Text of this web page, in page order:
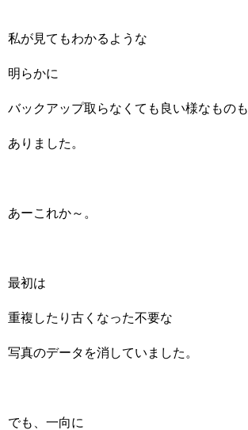
私が見てもわかるような
明らかに
バックアップ取らなくても良い様なものも
ありました。
あーこれか～。
最初は
重複したり古くなった不要な
写真のデータを消していました。
でも、一向に